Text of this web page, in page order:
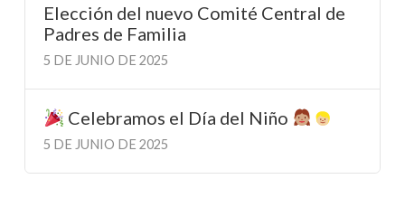
Elección del nuevo Comité Central de
Padres de Familia
5 DE JUNIO DE 2025
Celebramos el Día del Niño
5 DE JUNIO DE 2025